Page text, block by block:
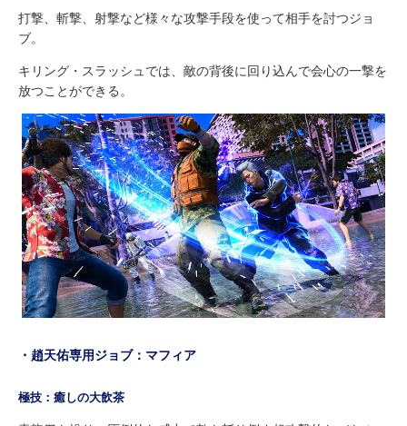
打撃、斬撃、射撃など様々な攻撃手段を使って相手を討つジョ
ブ。
キリング・スラッシュでは、敵の背後に回り込んで会心の一撃を
放つことができる。
・趙天佑専用ジョブ：マフィア
極技：癒しの大飲茶